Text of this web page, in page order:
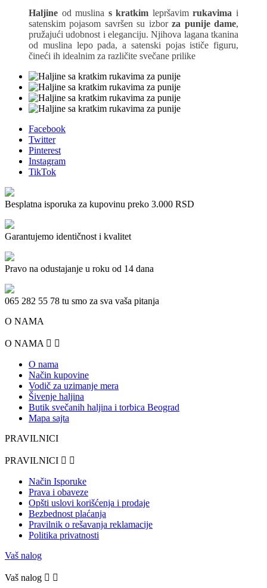
Haljine od muslina s kratkim lepršavimrukavima i
satenskim pojasom savršen su izborza punije dame,
pružajući udobnost i eleganciju. Njihova lagana tkanina
od muslina lepo pada, a satenski pojas ističe figuru,
čineći ih idealnim za različite svečane prilike
Facebook
Twitter
Pinterest
Instagram
TikTok
Besplatna isporuka za kupovinu preko 3.000 RSD
Garantujemo identičnost i kvalitet
Pravo na odustajanje u roku od 14 dana
065 282 55 78 tu smo za sva vaša pitanja
O NAMA
O NAMA  
O nama
Način kupovine
Vodič za uzimanje mera
Šivenje haljina
Butik svečanih haljina i torbica Beograd
Mapa sajta
PRAVILNICI
PRAVILNICI  
Način Isporuke
Prava i obaveze
Opšti uslovi korišćenja i prodaje
Bezbednost plaćanja
Pravilnik o rešavanja reklamacije
Politika privatnosti
Vaš nalog
Vaš nalog  